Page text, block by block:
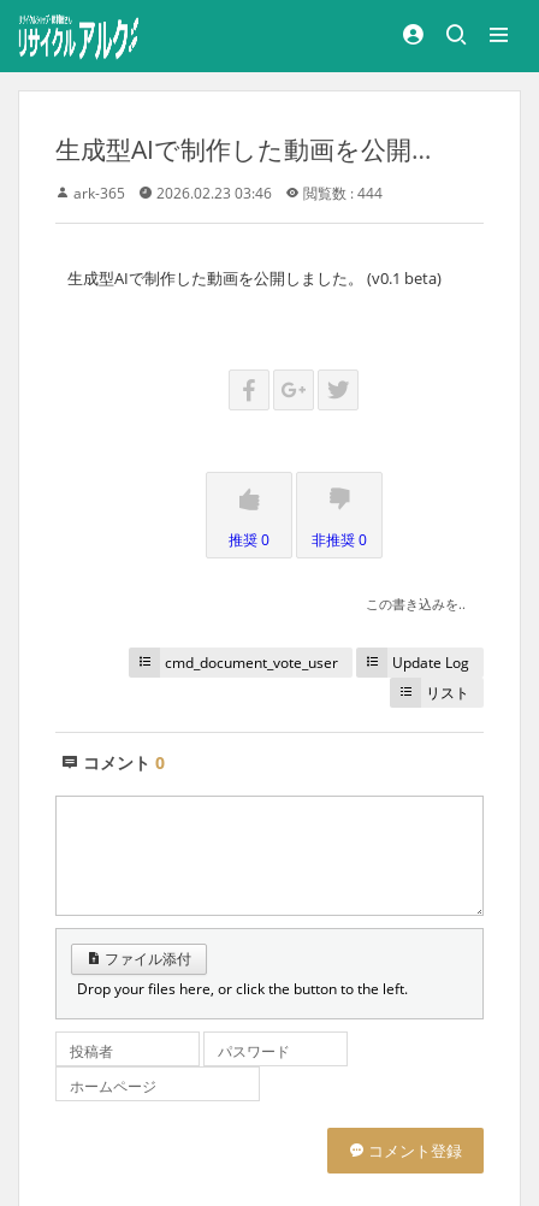
生成型AIで制作した動画を公開しました。
ark-365 2026.02.23 03:46 閲覧数 : 444
生成型AIで制作した動画を公開しました。 (v0.1 beta)
推奨 0 非推奨 0
この書き込みを..
cmd_document_vote_user
Update Log
リスト
コメント 0
ファイル添付
Drop your files here, or click the button to the left.
投稿者
パスワード
ホームページ
コメント登録